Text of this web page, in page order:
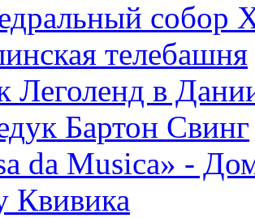
собор
телебашня
Леголенд в
Бартон Свинг
da Musica» -
Квивика